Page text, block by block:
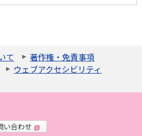
て
著作権・免責事項
ウェブアクセシビリティ
い合わせ